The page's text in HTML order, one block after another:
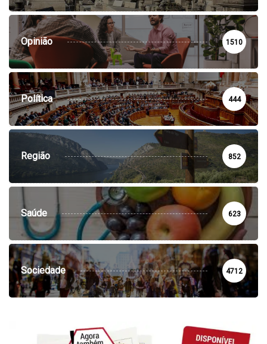
Opinião 1510
Política 444
Região 852
Saúde 623
Sociedade 4712